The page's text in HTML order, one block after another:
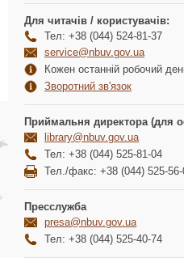
Для читачів / користувачів:
Тел: +38 (044) 524-81-37
service@nbuv.gov.ua
Кожен останній робочий
Зворотний зв'язок
Приймальня директора (для
library@nbuv.gov.ua
Тел: +38 (044) 525-81-04
Тел./факс: +38 (044) 525-56-
Пресслужба
presa@nbuv.gov.ua
Тел: +38 (044) 525-40-74